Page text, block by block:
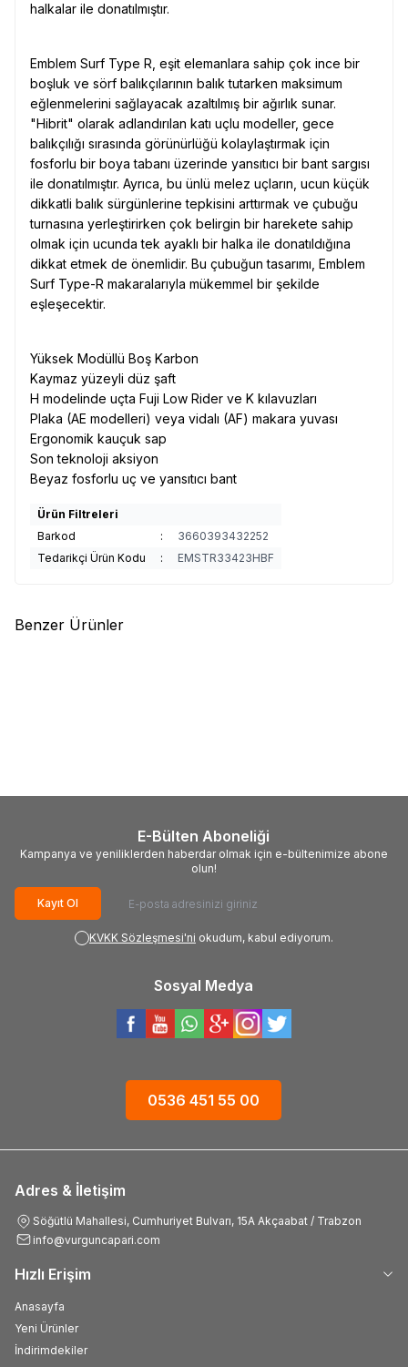
halkalar ile donatılmıştır.
Emblem Surf Type R, eşit elemanlara sahip çok ince bir
boşluk ve sörf balıkçılarının balık tutarken maksimum
eğlenmelerini sağlayacak azaltılmış bir ağırlık sunar.
"Hibrit" olarak adlandırılan katı uçlu modeller, gece
balıkçılığı sırasında görünürlüğü kolaylaştırmak için
fosforlu bir boya tabanı üzerinde yansıtıcı bir bant sargısı
ile donatılmıştır. Ayrıca, bu ünlü melez uçların, ucun küçük
dikkatli balık sürgünlerine tepkisini arttırmak ve çubuğu
turnasına yerleştirirken çok belirgin bir harekete sahip
olmak için ucunda tek ayaklı bir halka ile donatıldığına
dikkat etmek de önemlidir. Bu çubuğun tasarımı, Emblem
Surf Type-R makaralarıyla mükemmel bir şekilde
eşleşecektir.
Yüksek Modüllü Boş Karbon
Kaymaz yüzeyli düz şaft
H modelinde uçta Fuji Low Rider ve K kılavuzları
Plaka (AE modelleri) veya vidalı (AF) makara yuvası
Ergonomik kauçuk sap
Son teknoloji aksiyon
Beyaz fosforlu uç ve yansıtıcı bant
Ürün Filtreleri
Barkod
:
3660393432252
Tedarikçi Ürün Kodu
: EMSTR33423HBF
Benzer Ürünler
E-Bülten Aboneliği
Kampanya ve yeniliklerden haberdar olmak için e-bültenimize abone
olun!
Kayıt Ol
KVKK Sözleşmesi'ni okudum, kabul ediyorum.
Sosyal Medya
0536 451 55 00
Adres & İletişim
Söğütlü Mahallesi, Cumhuriyet Bulvarı, 15A Akçaabat / Trabzon
info@vurguncapari.com
Hızlı Erişim
Anasayfa
Yeni Ürünler
İndirimdekiler